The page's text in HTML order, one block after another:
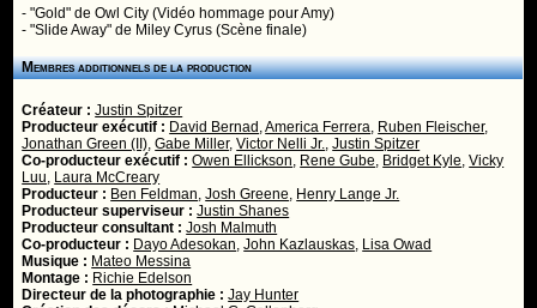
- "Gold" de Owl City (Vidéo hommage pour Amy)
- "Slide Away" de Miley Cyrus (Scène finale)
Membres additionnels de la production
Créateur :Justin Spitzer
Producteur exécutif : David Bernad ,America Ferrera, Ruben Fleischer,
Jonathan Green (II),Gabe Miller,Victor Nelli Jr.,Justin Spitzer
Co-producteur exécutif :Owen Ellickson, Rene Gube, Bridget Kyle,Vicky
Luu, Laura McCreary
Producteur : Ben Feldman,Josh Greene, Henry Lange Jr.
Producteur superviseur :Justin Shanes
Producteur consultant :Josh Malmuth
Co-producteur : Dayo Adesokan,John Kazlauskas, Lisa Owad
Musique : Mateo Messina
Montage : Richie Edelson
Directeur de la photographie :Jay Hunter